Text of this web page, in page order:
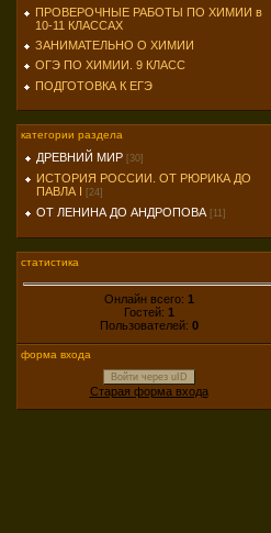
ПРОВЕРОЧНЫЕ РАБОТЫ ПО ХИМИИ в
10-11 КЛАССАХ
ЗАНИМАТЕЛЬНО О ХИМИИ
ОГЭ ПО ХИМИИ. 9 КЛАСС
ПОДГОТОВКА К ЕГЭ
категории раздела
ДРЕВНИЙ МИР [30]
ИСТОРИЯ РОССИИ. ОТ РЮРИКА ДО
ПАВЛА I [24]
ОТ ЛЕНИНА ДО АНДРОПОВА [11]
статистика
Онлайн всего: 1
Гостей: 1
Пользователей: 0
форма входа
Войти через uID
Старая форма входа